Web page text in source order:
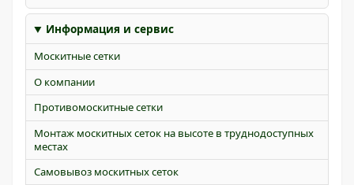
Информация и сервис
Москитные сетки
О компании
Противомоскитные сетки
Монтаж москитных сеток на высоте в труднодоступных
местах
Самовывоз москитных сеток